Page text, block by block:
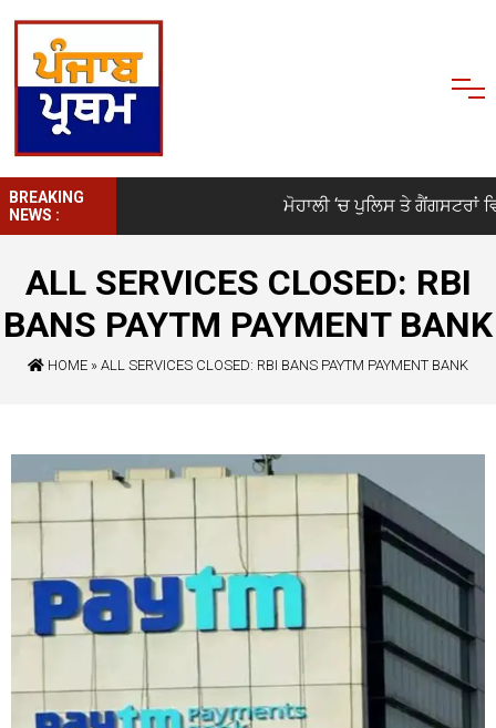
BREAKING
NEWS :
ਮੋਹਾਲੀ ‘ਚ ਪੁਲਿਸ ਤੇ ਗੈਂਗਸਟਰਾਂ
ALL SERVICES CLOSED: RBI
BANS PAYTM PAYMENT BANK
HOME » ALL SERVICES CLOSED: RBI BANS PAYTM PAYMENT BANK